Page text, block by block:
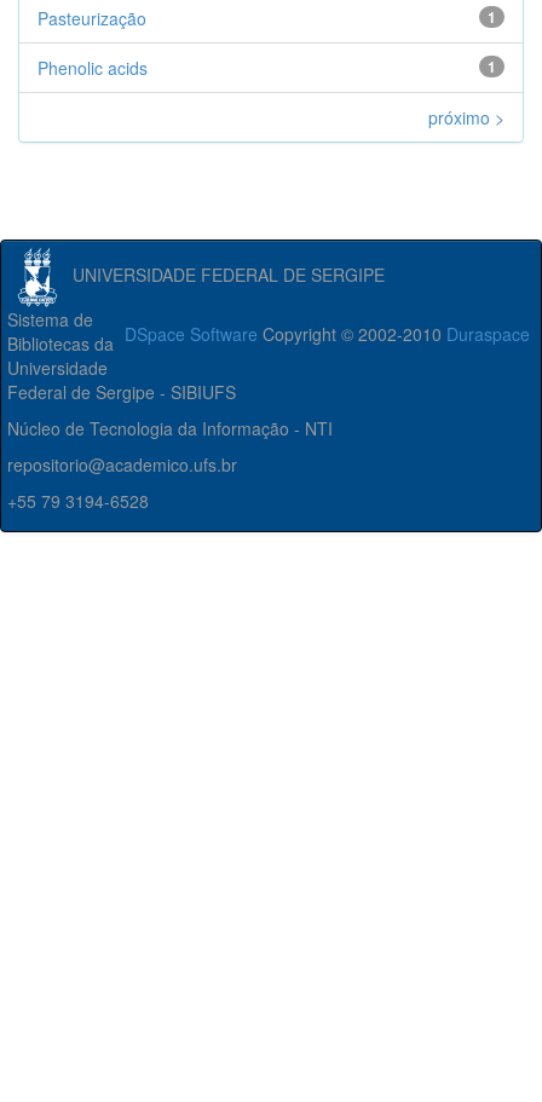
1
Pasteurização
1
Phenolic acids
próximo >
UNIVERSIDADE FEDERAL DE SERGIPE
DSpace Software Copyright © 2002-2010 Duraspace
Sistema de
Bibliotecas da
Universidade
Federal de Sergipe - SIBIUFS
Núcleo de Tecnologia da Informação - NTI
repositorio@academico.ufs.br
+55 79 3194-6528